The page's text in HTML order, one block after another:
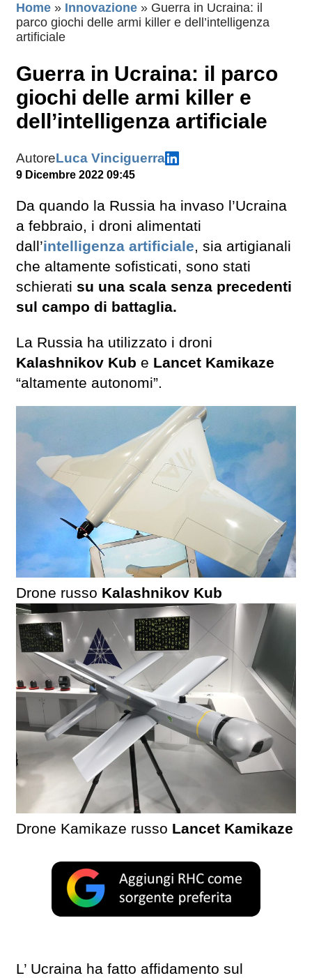
Home » Innovazione » Guerra in Ucraina: il
parco giochi delle armi killer e dell’intelligenza
artificiale
Guerra in Ucraina: il parco
giochi delle armi killer e
dell’intelligenza artificiale
AutoreLuca Vinciguerra
9 Dicembre 2022 09:45
Da quando la Russia ha invaso l’Ucraina
a febbraio, i droni alimentati
dall’intelligenza artificiale, sia artigianali
che altamente sofisticati, sono stati
schierati su una scala senza precedenti
sul campo di battaglia.
La Russia ha utilizzato i droni
Kalashnikov Kub e Lancet Kamikaze
“altamente autonomi”.
Drone russo Kalashnikov Kub
Drone Kamikaze russo Lancet Kamikaze
L’ Ucraina ha fatto affidamento sul